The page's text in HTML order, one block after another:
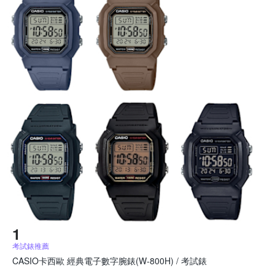
考試錶推薦
CASIO卡西歐 經典電子數字腕錶(W-800H) / 考試錶